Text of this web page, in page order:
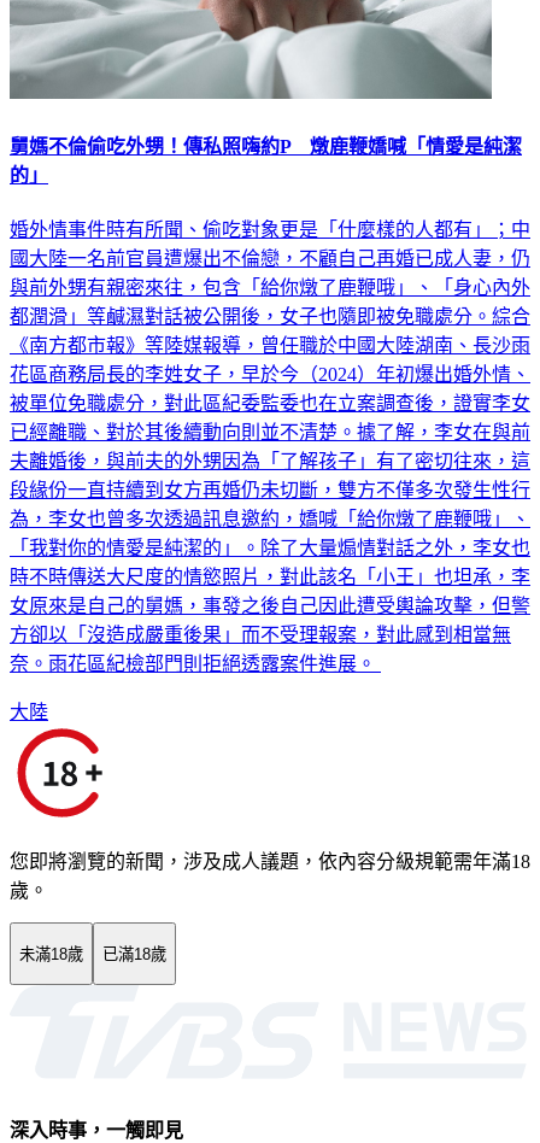
舅媽不倫偷吃外甥！傳私照嗨約P 燉鹿鞭嬌喊「情愛是純潔
婚外情事件時有所聞、偷吃對象更是「什麼樣的人都有」；中
國大陸一名前官員遭爆出不倫戀，不顧自己再婚已成人妻，仍
與前外甥有親密來往，包含「給你燉了鹿鞭哦」、「身心內外
都潤滑」等鹹濕對話被公開後，女子也隨即被免職處分。綜合
《南方都市報》等陸媒報導，曾任職於中國大陸湖南、長沙雨
花區商務局長的李姓女子，早於今（2024）年初爆出婚外情、
被單位免職處分，對此區紀委監委也在立案調查後，證實李女
已經離職、對於其後續動向則並不清楚。據了解，李女在與前
夫離婚後，與前夫的外甥因為「了解孩子」有了密切往來，這
段緣份一直持續到女方再婚仍未切斷，雙方不僅多次發生性行
為，李女也曾多次透過訊息邀約，嬌喊「給你燉了鹿鞭哦」、
「我對你的情愛是純潔的」。除了大量煽情對話之外，李女也
時不時傳送大尺度的情慾照片，對此該名「小王」也坦承，李
女原來是自己的舅媽，事發之後自己因此遭受輿論攻擊，但警
方卻以「沒造成嚴重後果」而不受理報案，對此感到相當無
大陸
您即將瀏覽的新聞，涉及成人議題，依內容分級規範需年滿18
歲。
未滿18歲 已滿18歲